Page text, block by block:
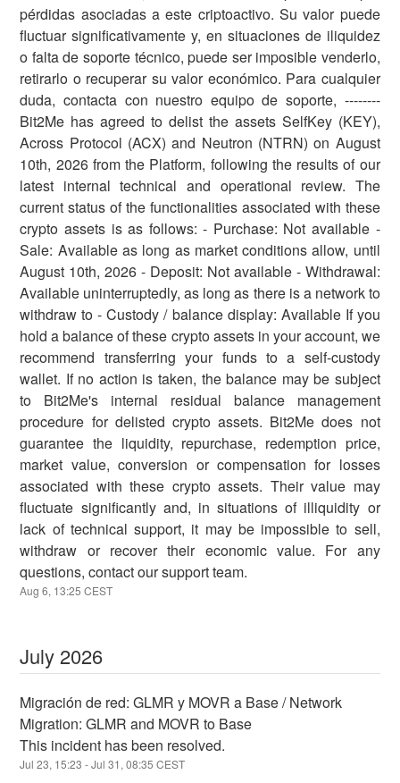
pérdidas asociadas a este criptoactivo. Su valor puede
fluctuar significativamente y, en situaciones de iliquidez
o falta de soporte técnico, puede ser imposible venderlo,
retirarlo o recuperar su valor económico. Para cualquier
duda, contacta con nuestro equipo de soporte, --------
Bit2Me has agreed to delist the assets SelfKey (KEY),
Across Protocol (ACX) and Neutron (NTRN) on August
10th, 2026 from the Platform, following the results of our
latest internal technical and operational review. The
current status of the functionalities associated with these
crypto assets is as follows: - Purchase: Not available -
Sale: Available as long as market conditions allow, until
August 10th, 2026 - Deposit: Not available - Withdrawal:
Available uninterruptedly, as long as there is a network to
withdraw to - Custody / balance display: Available If you
hold a balance of these crypto assets in your account, we
recommend transferring your funds to a self-custody
wallet. If no action is taken, the balance may be subject
to Bit2Me's internal residual balance management
procedure for delisted crypto assets. Bit2Me does not
guarantee the liquidity, repurchase, redemption price,
market value, conversion or compensation for losses
associated with these crypto assets. Their value may
fluctuate significantly and, in situations of illiquidity or
lack of technical support, it may be impossible to sell,
withdraw or recover their economic value. For any
questions, contact our support team.
Aug6, 13:25 CEST
July 2026
Migración de red: GLMR y MOVR a Base / Network
Migration: GLMR and MOVR to Base
This incident has been resolved.
Jul23, 15:23 - Jul31 ,08:35 CEST